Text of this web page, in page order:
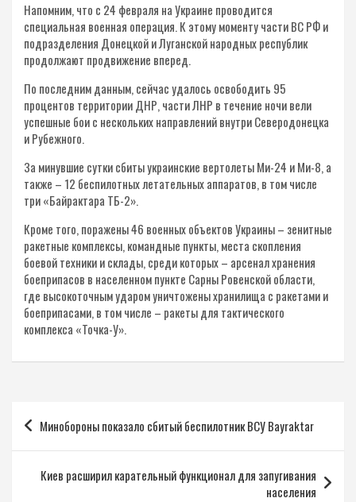
Напомним, что с 24 февраля на Украине проводится
специальная военная операция. К этому моменту части ВС РФ и
подразделения Донецкой и Луганской народных республик
продолжают продвижение вперед.
По последним данным, сейчас удалось освободить 95
процентов территории ДНР, части ЛНР в течение ночи вели
успешные бои с нескольких направлений внутри Северодонецка
и Рубежного.
За минувшие сутки сбиты украинские вертолеты Ми-24 и Ми-8, а
также – 12 беспилотных летательных аппаратов, в том числе
три «Байрактара ТБ-2».
Кроме того, поражены 46 военных объектов Украины – зенитные
ракетные комплексы, командные пункты, места скопления
боевой техники и склады, среди которых – арсенал хранения
боеприпасов в населенном пункте Сарны Ровенской области,
где высокоточным ударом уничтожены хранилища с ракетами и
боеприпасами, в том числе – ракеты для тактического
комплекса «Точка-У».
Навигация
по
записям
Минобороны показало сбитый беспилотник ВСУ Bayraktar
Киев расширил карательный функционал для запугивания
населения